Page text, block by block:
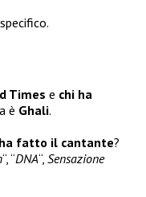
Times e chi ha
è Ghali.
fatto il cantante?
“, “DNA“, Sensazione